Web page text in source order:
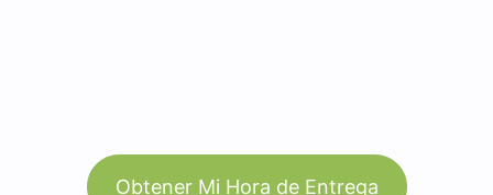
Obtener Mi Hora de Entrega